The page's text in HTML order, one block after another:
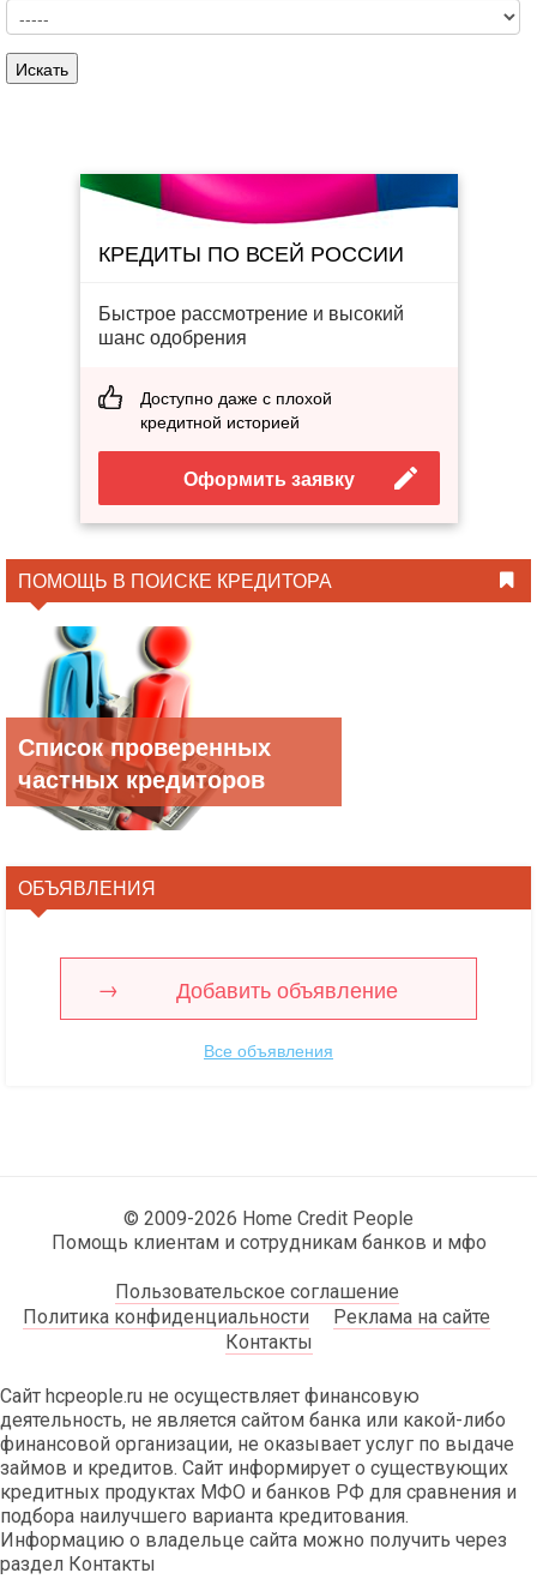
КРЕДИТЫ ПО ВСЕЙ РОССИИ
Быстрое рассмотрение и высокий
шанс одобрения
Доступно даже с плохой
кредитной историей
Оформить заявку
ПОМОЩЬ В ПОИСКЕ КРЕДИТОРА
Список проверенных
частных кредиторов
ОБЪЯВЛЕНИЯ
Добавить объявление
Все объявления
© 2009-2026 Home Credit People
Помощь клиентам и сотрудникам банков и мфо
Пользовательское соглашение
Политика конфиденциальности
Реклама на сайте
Контакты
Сайт hcpeople.ru не осуществляет финансовую
деятельность, не является сайтом банка или какой-либо
финансовой организации, не оказывает услуг по выдаче
займов и кредитов. Сайт информирует о существующих
кредитных продуктах МФО и банков РФ для сравнения и
подбора наилучшего варианта кредитования.
Информацию о владельце сайта можно получить через
раздел Контакты